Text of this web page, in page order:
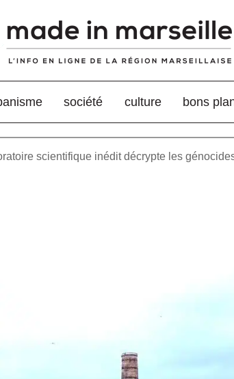
société culture bons
scientifique inédit décrypte les